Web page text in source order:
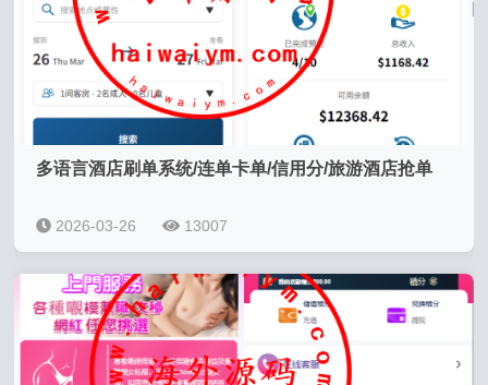
多语言酒店刷单系统/连单卡单/信用分/旅游酒店抢单
2026-03-26 13007